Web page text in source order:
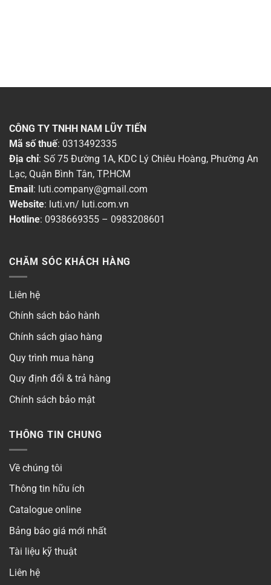
CÔNG TY TNHH NAM LŨY TIẾN
Mã số thuế: 0313492335
Địa chỉ: Số 75 Đường 1A, KDC Lý Chiêu Hoàng, Phường An
Lạc, Quận Bình Tân, TP.HCM
Email : luti.company@gmail.com
Website: luti.vn/ luti.com.vn
Hotline: 0938669355 – 0983208601
CHĂM SÓC KHÁCH HÀNG
Liên hệ
Chính sách bảo hành
Chính sách giao hàng
Quy trình mua hàng
Quy định đổi & trả hàng
Chính sách bảo mật
THÔNG TIN CHUNG
Về chúng tôi
Thông tin hữu ích
Catalogue online
Bảng báo giá mới nhất
Tài liệu kỹ thuật
Liên hệ